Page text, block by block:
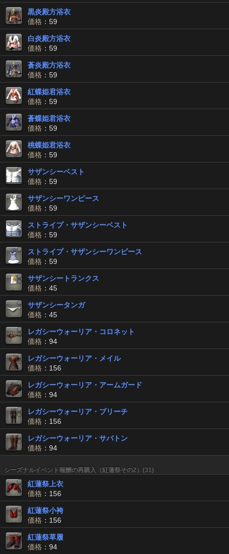
黒炎殿方浴衣
価格 ：59
白炎殿方浴衣
価格 ：59
蒼炎殿方浴衣
価格 ：59
紅蝶姫君浴衣
価格 ：59
蒼蝶姫君浴衣
価格 ：59
桃蝶姫君浴衣
価格 ：59
サザンシーベスト
価格 ：59
サザンシーワンピース
価格 ：59
ストライプ・サザンシーベスト
価格 ：59
ストライプ・サザンシーワンピース
価格 ：59
サザンシートランクス
価格 ：45
サザンシータンガ
価格 ：45
レガシーウォーリア・コロネット
価格 ：94
レガシーウォーリア・メイル
価格 ：156
レガシーウォーリア・アームガード
価格 ：94
レガシーウォーリア・ブリーチ
価格 ：156
レガシーウォーリア・サバトン
価格 ：94
シーズナルイベント報酬の再購入（紅蓮祭その2）(31)
紅蓮祭上衣
価格 ：156
紅蓮祭小袴
価格 ：156
紅蓮祭草履
価格 ：94